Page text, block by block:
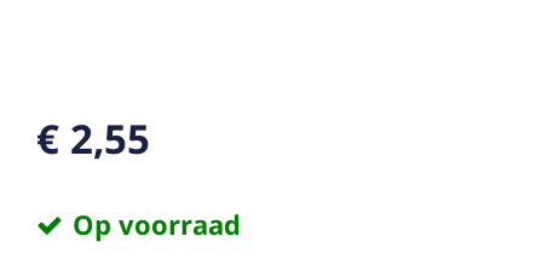
€ 2,55
Op voorraad